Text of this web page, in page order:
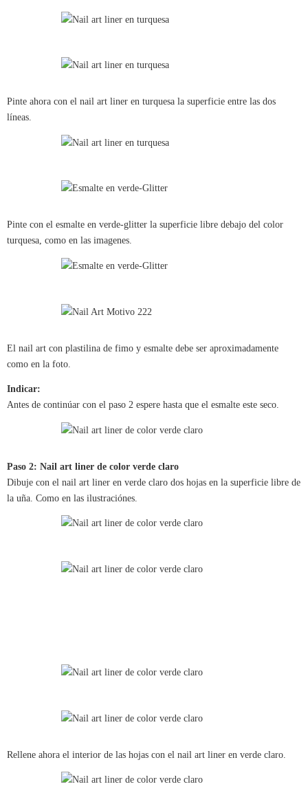
Pinte ahora con el nail art liner en turquesa la superficie entre las dos
líneas.
Pinte con el esmalte en verde-glitter la superficie libre debajo del color
turquesa, como en las imagenes.
El nail art con plastilina de fimo y esmalte debe ser aproximadamente
como en la foto.
Indicar:
Antes de continúar con el paso 2 espere hasta que el esmalte este seco.
Paso 2: Nail art liner de color verde claro
Dibuje con el nail art liner en verde claro dos hojas en la superficie libre de
la uña. Como en las ilustraciónes.
Rellene ahora el interior de las hojas con el nail art liner en verde claro.